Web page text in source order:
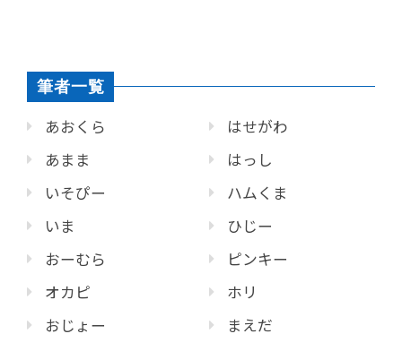
筆者一覧
あおくら
あまま
いそぴー
いま
おーむら
オカピ
おじょー
はせがわ
はっし
ハムくま
ひじー
ピンキー
ホリ
まえだ